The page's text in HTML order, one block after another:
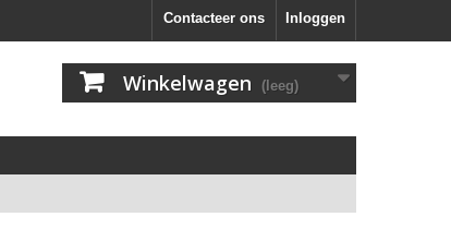
Inloggen
Contacteer ons
Winkelwagen (leeg)